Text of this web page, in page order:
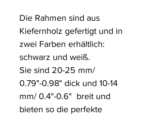
Die Rahmen sind aus
Kiefernholz gefertigt und in
zwei Farben erhältlich:
schwarz und weiß.
Sie sind 20-25 mm/
0.79"-0.98" dick und 10-14
mm/ 0.4"-0.6"  breit und
bieten so die perfekte